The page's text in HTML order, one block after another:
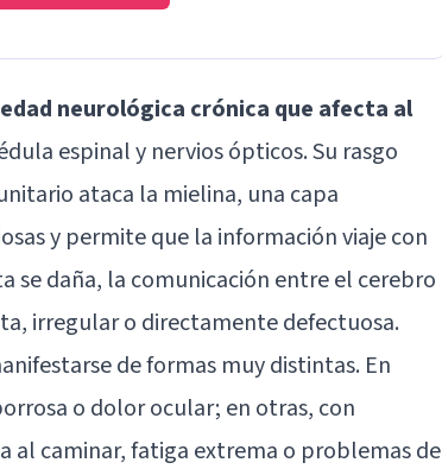
neurológica crónica que afecta al
espinal y nervios ópticos. Su rasgo
ataca la mielina, una capa
y permite que la información viaje con
se daña, la comunicación entre el cerebro
irregular o directamente defectuosa.
de formas muy distintas. En
o dolor ocular; en otras, con
al caminar, fatiga extrema o problemas de